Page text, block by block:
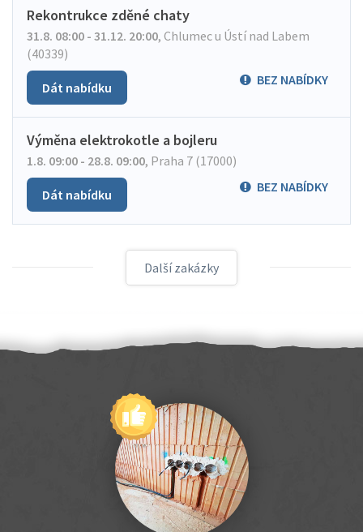
Rekontrukce zděné chaty
31.8. 08:00 - 31.12. 20:00, Chlumec u Ústí nad Labem
(40339)
BEZ NABÍDKY
Dát nabídku
Výměna elektrokotle a bojleru
1.8. 09:00 - 28.8. 09:00, Praha 7 (17000)
BEZ NABÍDKY
Dát nabídku
Další zakázky